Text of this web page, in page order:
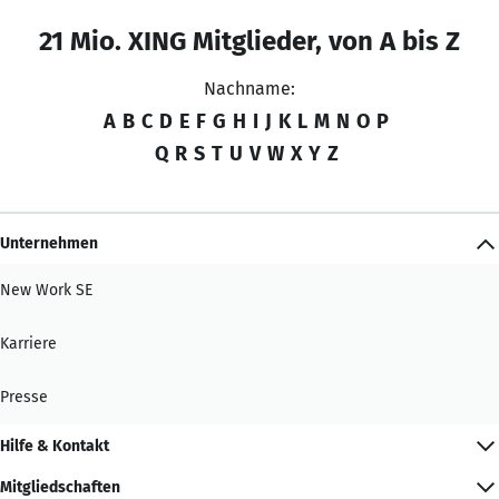
21 Mio. XING Mitglieder, von A bis Z
Nachname:
A B C D E F G H I J K L M N O P
Q R S T U V W X Y Z
Unternehmen
New Work SE
Karriere
Presse
Hilfe & Kontakt
Mitgliedschaften